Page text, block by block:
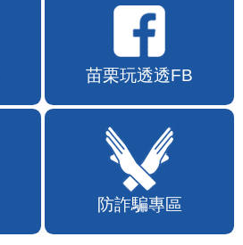
苗栗玩透透FB
防詐騙專區